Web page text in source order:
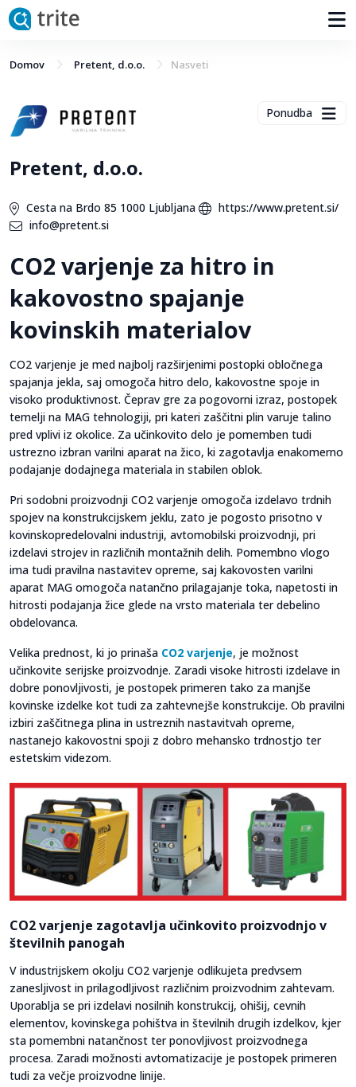
Domov Pretent, d.o.o. Nasveti
Ponudba
Pretent, d.o.o.
Cesta na Brdo 85 1000 Ljubljana
https://www.pretent.si/
info@pretent.si
CO2 varjenje za hitro in
kakovostno spajanje
kovinskih materialov
CO2 varjenje je med najbolj razširjenimi postopki obločnega
spajanja jekla, saj omogoča hitro delo, kakovostne spoje in
visoko produktivnost. Čeprav gre za pogovorni izraz, postopek
temelji na MAG tehnologiji, pri kateri zaščitni plin varuje talino
pred vplivi iz okolice. Za učinkovito delo je pomemben tudi
ustrezno izbran varilni aparat na žico, ki zagotavlja enakomerno
podajanje dodajnega materiala in stabilen oblok.
Pri sodobni proizvodnji CO2 varjenje omogoča izdelavo trdnih
spojev na konstrukcijskem jeklu, zato je pogosto prisotno v
kovinskopredelovalni industriji, avtomobilski proizvodnji, pri
izdelavi strojev in različnih montažnih delih. Pomembno vlogo
ima tudi pravilna nastavitev opreme, saj kakovosten varilni
aparat MAG omogoča natančno prilagajanje toka, napetosti in
hitrosti podajanja žice glede na vrsto materiala ter debelino
obdelovanca.
Velika prednost, ki jo prinaša CO2 varjenje, je možnost
učinkovite serijske proizvodnje. Zaradi visoke hitrosti izdelave in
dobre ponovljivosti, je postopek primeren tako za manjše
kovinske izdelke kot tudi za zahtevnejše konstrukcije. Ob pravilni
izbiri zaščitnega plina in ustreznih nastavitvah opreme,
nastanejo kakovostni spoji z dobro mehansko trdnostjo ter
estetskim videzom.
CO2 varjenje zagotavlja učinkovito proizvodnjo v
številnih panogah
V industrijskem okolju CO2 varjenje odlikujeta predvsem
zanesljivost in prilagodljivost različnim proizvodnim zahtevam.
Uporablja se pri izdelavi nosilnih konstrukcij, ohišij, cevnih
elementov, kovinskega pohištva in številnih drugih izdelkov, kjer
sta pomembni natančnost ter ponovljivost proizvodnega
procesa. Zaradi možnosti avtomatizacije je postopek primeren
tudi za večje proizvodne linije.